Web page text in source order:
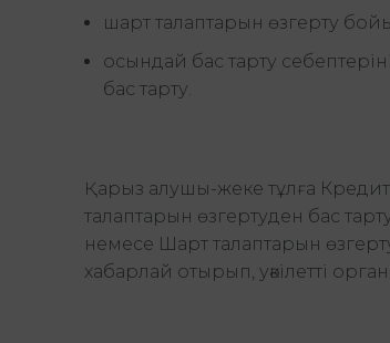
шарт талаптарын өзгерту
осындай бас тарту
бас тарту.
Қарыз алушы-жеке тұлға
талаптарын өзгертуден бас
немесе Шарт талаптарын
хабарлай отырып, уәкілетті